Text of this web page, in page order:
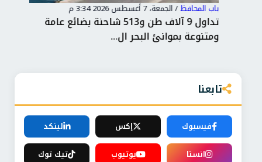
باب المحافظ / الجمعة، 7 أغسطس 2026 3:34 م
تداول 9 آلاف طن و513 شاحنة بضائع عامة
ومتنوعة بموانئ البحر ال...
تابعنا
فيسبوك إكس
لينكد
انستا
يوتيوب تيك توك